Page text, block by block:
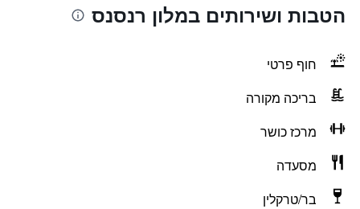
הטבות ושירותים במלון רנסנס
חוף פרטי
בריכה מקורה
מרכז כושר
מסעדה
בר/טרקלין